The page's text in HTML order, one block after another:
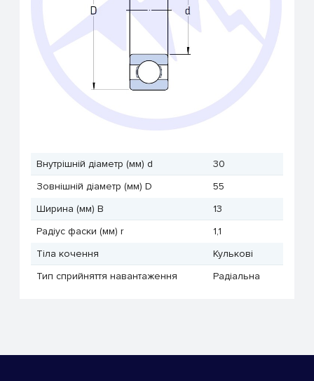
Внутрішній діаметр (мм) d
30
Зовнішній діаметр (мм) D
55
Ширина (мм) B
13
Радіус фаски (мм) r
1,1
Тіла кочення
Кулькові
Тип сприйняття навантаження
Радіальна